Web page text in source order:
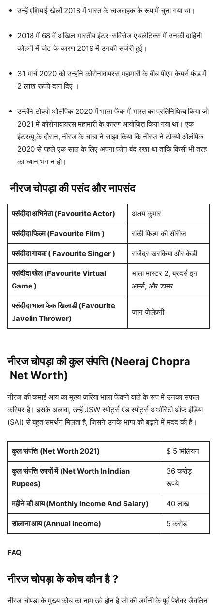
उन्हें एशियाई खेलों 2018 में भारत के ध्वजवाहक के रूप में चुना गया था।
2018 में 68 वें अखिल भारतीय इंटर-सर्विसेज एथलेटिक्स में उनकी दाहिनी
कोहनी में चोट के कारण 2019 में उनकी सर्जरी हुई।
31 मार्च 2020 को उन्होंने कोरोनावायरस महामारी के बीच पीएम केयर्स फंड में
2 लाख रूपये दान दिए ।
उन्होंने टोक्यो ओलंपिक 2020 में भाला फेंक में भारत का प्रतिनिधित्व किया जो
2021 में कोरोनावायरस महामारी के कारण आयोजित किया गया था। एक
इंटरव्यू के दौरान, नीरज के चाचा ने साझा किया कि नीरज ने टोक्यो ओलंपिक
2020 से पहले एक साल के लिए अपना फोन बंद रखा था ताकि किसी भी तरह
का ध्यान भंग न हो।
नीरज चोपड़ा की पसंद और नापसंद
पसंदीदा अभिनेता (Favourite Actor) अक्षय कुमार
पसंदीदा फिल्म (Favourite Film ) रॉकी फिल्म की सीरीज
पसंदीदा गायक ( Favourite Singer ) राजेंद्र खरकिया और केडी
पसंदीदा खेल (Favourite Virtual
Game )
भाला मास्टर 2, ब्रदर्स इन
आर्म्स, और डामर
पसंदीदा भाला फेक खिलाडी (Favourite
Javelin Thrower)
जान ज़ेलेज़्नी
नीरज चोपड़ा की कुल संपत्ति (Neeraj Chopra
Net Worth)
नीरज की कमाई आय का मुख्य जरिया भाला फेंकने वाले के रूप में उनका सफल
करियर है। इसके अलावा, उन्हें JSW स्पोर्ट्स एंड स्पोर्ट्स अथॉरिटी ऑफ इंडिया
(SAI) से बहुत समर्थन मिलता है, जिसने उनके भाग्य को बढ़ाने में मदद की है।
कुल संपत्ति (Net Worth 2021) $ 5 मिलियन
कुल संपत्ति रुपयों में (Net Worth In Indian
Rupees)
36 करोड़
रूपये
महीने की आय (Monthly Income And Salary) 40 लाख
सालाना आय (Annual Income) 5 करोड़
FAQ
नीरज चोपड़ाके कोच कौन है?
नीरज चोपड़ा के मुख्य कोच का नाम उवे होन है जो की जर्मनी के पूर्व पेशेवर जैवलिन